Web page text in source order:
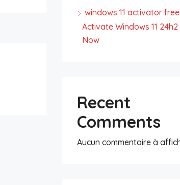
windows 11 activator
Activate Windows 11 24h2
Now
Recent
Comments
Aucun commentaire à